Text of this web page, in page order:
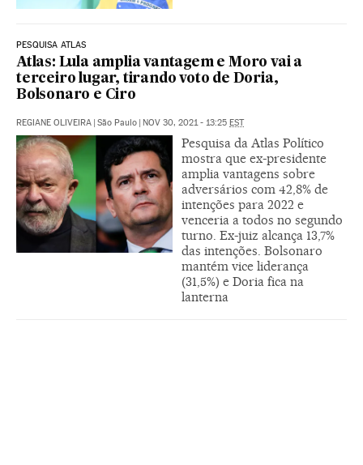
PESQUISA ATLAS
Atlas: Lula amplia vantagem e Moro vai a
terceiro lugar, tirando voto de Doria,
Bolsonaro e Ciro
REGIANE OLIVEIRA | São Paulo | NOV 30, 2021 - 13:25 EST
Pesquisa da Atlas Político
mostra que ex-presidente
amplia vantagens sobre
adversários com 42,8% de
intenções para 2022 e
venceria a todos no segundo
turno. Ex-juiz alcança 13,7%
das intenções. Bolsonaro
mantém vice liderança
(31,5%) e Doria fica na
lanterna